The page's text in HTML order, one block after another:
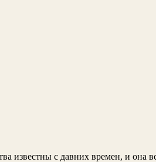
известны с давних времен, и она